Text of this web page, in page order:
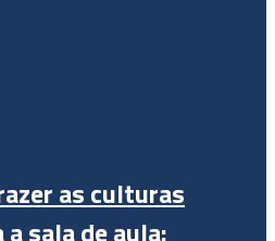
as culturas
sala de aula: